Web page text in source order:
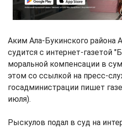
Аким Ала-Букинского района
судится с интернет-газетой
моральной компенсации в
этом со ссылкой на пресс-
госадминистрации пишет
июля).
Рыскулов подал в суд на